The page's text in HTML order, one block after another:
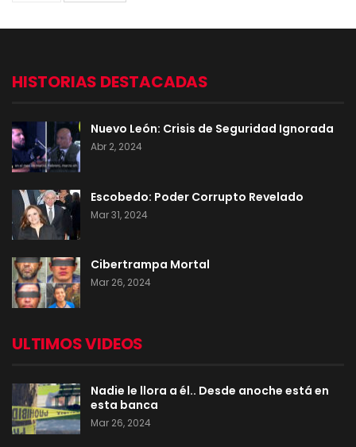
HISTORIAS DESTACADAS
Nuevo León: Crisis de Seguridad Ignorada
Abr 2, 2024
Escobedo: Poder Corrupto Revelado
Mar 31, 2024
Cibertrampa Mortal
Mar 26, 2024
ULTIMOS VIDEOS
Nadie le llora a él.. Desde anoche está en
esta banca
Mar 26, 2024